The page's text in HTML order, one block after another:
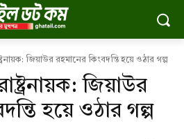
জিয়াউর রহমানের কিংবদন্তি হয়ে ওঠার গল্প
জিয়াউর
হয়ে ওঠার গল্প